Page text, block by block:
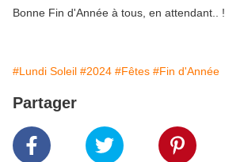
Bonne Fin d'Année à tous, en attendant.. !
#Lundi Soleil #2024 #Fêtes #Fin d'Année
Partager